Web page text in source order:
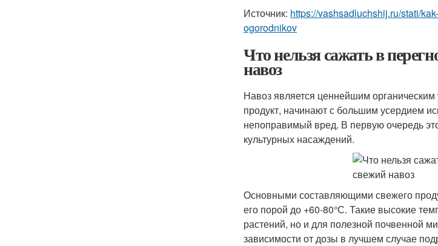
Источник: https://vashsadluchshij.ru/stati/
ogorodnikov
Что нельзя сажать в
навоз
Навоз является ценнейшим
продукт, начинают с большим усердием
непоправимый вред. В первую очередь
культурных насаждений.
Основными составляющими свежего
его порой до +60-80°С. Такие высокие
растений, но и для полезной почвенной
зависимости от дозы в лучшем случае